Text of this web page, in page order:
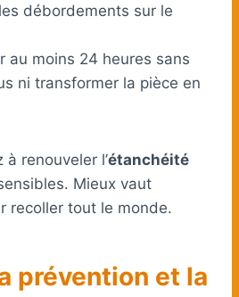
débordements sur le
au moins 24 heures sans
ni transformer la pièce en
renouveler l’étanchéité
Mieux vaut
recoller tout le monde.
prévention et la